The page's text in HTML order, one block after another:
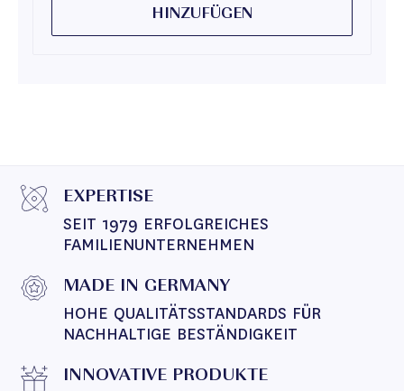
HINZUFÜGEN
EXPERTISE
SEIT 1979 ERFOLGREICHES
FAMILIENUNTERNEHMEN
MADE IN GERMANY
HOHE QUALITÄTSSTANDARDS FÜR
NACHHALTIGE BESTÄNDIGKEIT
INNOVATIVE PRODUKTE